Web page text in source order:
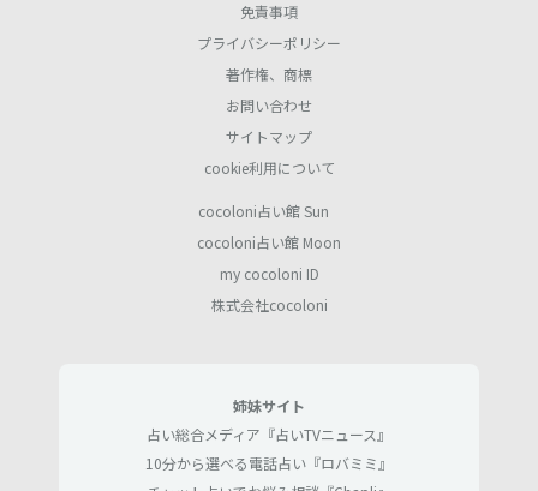
免責事項
プライバシーポリシー
著作権、商標
お問い合わせ
サイトマップ
cookie利用について
cocoloni占い館 Sun
cocoloni占い館 Moon
my cocoloni ID
株式会社cocoloni
姉妹サイト
占い総合メディア『占いTVニュース』
10分から選べる電話占い『ロバミミ』